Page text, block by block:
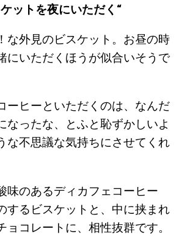
ットを夜にいただく“
な外見のビスケット。お昼の時
にいただくほうが似合いそうで
ーヒーといただくのは、なんだ
なったな、とふと恥ずかしいよ
な不思議な気持ちにさせてくれ
味のあるディカフェコーヒー
するビスケットと、中に挟まれ
コレートに、相性抜群です。